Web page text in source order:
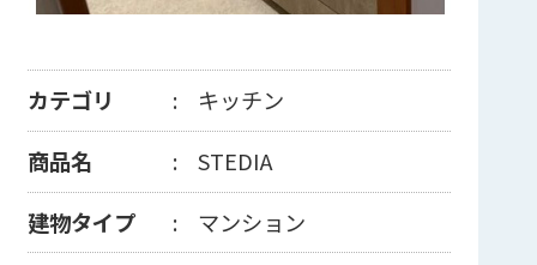
カテゴリ
キッチン
商品名
STEDIA
建物タイプ
マンション